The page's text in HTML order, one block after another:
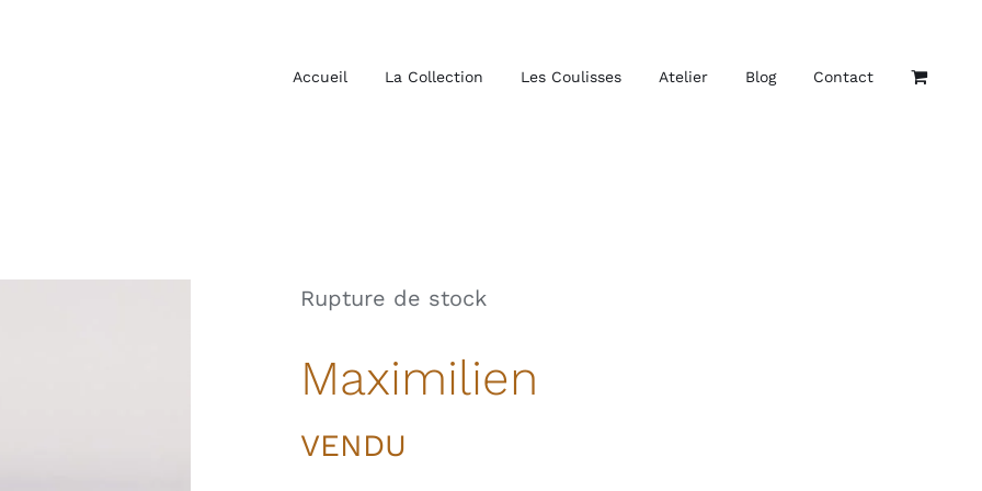
Accueil La Collection Les Coulisses Atelier Blog Contact
Rupture de stock
Maximilien
VENDU